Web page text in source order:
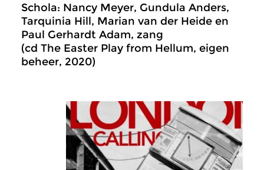
Schola: Nancy Meyer, Gundula Anders,
Tarquinia Hill, Marian van der Heide en
Paul Gerhardt Adam, zang
(cd The Easter Play from Hellum, eigen
beheer, 2020)